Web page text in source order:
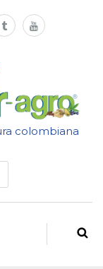
colombiana